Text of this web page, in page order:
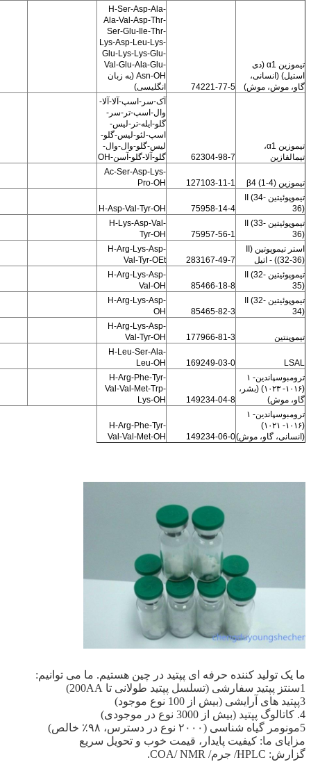
تیموزین α1 (دی
استیل) (انسانی،
گاو، موش، موش)
74221-77-5
H-Ser-Asp-Ala-
Ala-Val-Asp-Thr-
Ser-Glu-Ile-Thr-
Lys-Asp-Leu-Lys-
Glu-Lys-Lys-Glu-
Val-Glu-Ala-Glu-
Asn-OH (به زبان
انگلیسی)
تیموزین α1،
تیمالفازین
62304-98-7
آک-سر-اسپ-آلا-آلا-
وال-اسپ-تر-سر-
گلو-ایله-تر-لیس-
اسپ-لئو-لیس-گلو-
لیس-گلو-وال-وال-
گلو-آلا-گلو-آسن-OH
تیموزین β4 (1-4) 127103-11-1
Ac-Ser-Asp-Lys-
Pro-OH
تیموپوئیتین II (34-
36)
75958-14-4
H-Asp-Val-Tyr-OH
تیموپوئیتین II (33-
36)
75957-56-1
H-Lys-Asp-Val-
Tyr-OH
استر تیموپوتین (II
((32-36) - اتیل
283167-49-7
H-Arg-Lys-Asp-
Val-Tyr-OEt
تیموپوئیتین II (32-
35)
85466-18-8
H-Arg-Lys-Asp-
Val-OH
تیموپوئیتین II (32-
34)
85465-82-3
H-Arg-Lys-Asp-
OH
تیموپنتین 177966-81-3
H-Arg-Lys-Asp-
Val-Tyr-OH
LSAL
169249-03-0
H-Leu-Ser-Ala-
Leu-OH
ترومبوسپاندین- ۱
(۱۰۱۶- ۱۰۲۳) (بشر،
گاو، موش)
149234-04-8
H-Arg-Phe-Tyr-
Val-Val-Met-Trp-
Lys-OH
ترومبوسپاندین- ۱
(۱۰۱۶- ۱۰۲۱)
(انسانی، گاو، موش)149234-06-0
H-Arg-Phe-Tyr-
Val-Val-Met-OH
ما یک تولید کننده حرفه ای پپتید در چین هستیم. ما می توانیم:
1سنتز پپتید سفارشی (تسلسل پپتید طولانی تا 200AA)
3پپتید های آرایشی (بیش از 100 نوع موجود)
4. کاتالوگ پپتید (بیش از 3000 نوع در موجودی)
5مونومر گیاه شناسی (۲۰۰۰ نوع در دسترس، ۹۸٪ خالص)
مزایای ما: کیفیت پایدار، قیمت خوب و تحویل سریع
گزارش: HPLC/ جرم/ COA/ NMR.